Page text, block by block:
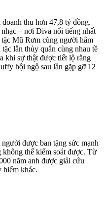
thu hơn 47,8 tỷ đồng.
– nơi Diva nổi tiếng nhất
Mũ Rơm cùng người hâm
lẫn thủy quân cùng nhau tề
khi sự thật được tiết lộ rằng
hội ngộ sau lần gặp gỡ 12
được ban tặng sức mạnh
thể kiểm soát được. Từ
năm anh được giải cứu
hiểm khác.